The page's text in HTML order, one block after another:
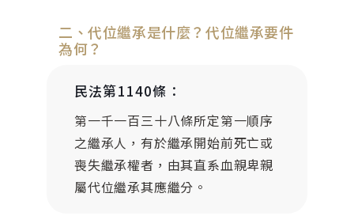
二、代位繼承是什麼？代位繼承要件
為何？
民法第1140條：
第一千一百三十八條所定第一順序
之繼承人，有於繼承開始前死亡或
喪失繼承權者，由其直系血親卑親
屬代位繼承其應繼分。